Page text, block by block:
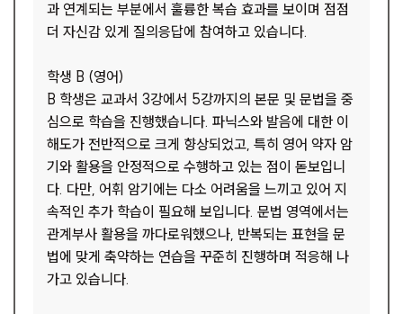
과 연계되는 부분에서 훌륭한 복습 효과를 보이며 점점
더 자신감 있게 질의응답에 참여하고 있습니다.
학생 B (영어)
B 학생은 교과서 3강에서 5강까지의 본문 및 문법을 중
심으로 학습을 진행했습니다. 파닉스와 발음에 대한 이
해도가 전반적으로 크게 향상되었고, 특히 영어 약자 암
기와 활용을 안정적으로 수행하고 있는 점이 돋보입니
다. 다만, 어휘 암기에는 다소 어려움을 느끼고 있어 지
속적인 추가 학습이 필요해 보입니다. 문법 영역에서는
관계부사 활용을 까다로워했으나, 반복되는 표현을 문
법에 맞게 축약하는 연습을 꾸준히 진행하며 적응해 나
가고 있습니다.